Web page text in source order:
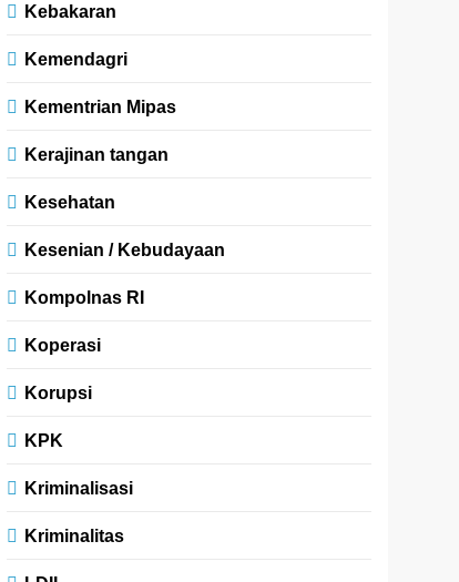
Kebakaran
Kemendagri
Kementrian Mipas
Kerajinan tangan
Kesehatan
Kesenian / Kebudayaan
Kompolnas RI
Koperasi
Korupsi
KPK
Kriminalisasi
Kriminalitas